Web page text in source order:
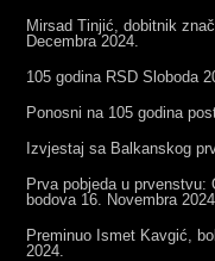
Mirsad Tinjić, dobitnik
Decembra 2024.
105 godina RSD Sloboda
Ponosni na 105 godina
Izvjestaj sa Balkanskog
Prva pobjeda u prvenstvu:
bodova 16. Novembra
Preminuo Ismet Kavgić,
2024.